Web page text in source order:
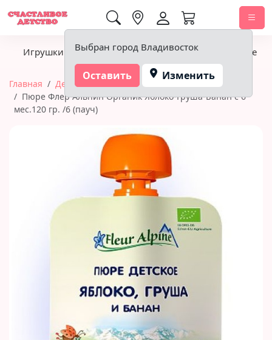
Выбран город Владивосток
Оставить Изменить
Игрушки Детское питание Подгузники, гигиена
Главная Детское питание
Пюре
Пюре Флер Альпин Органик Яблоко-Груша-Банан с 6
мес.120 гр. /6 (пауч)